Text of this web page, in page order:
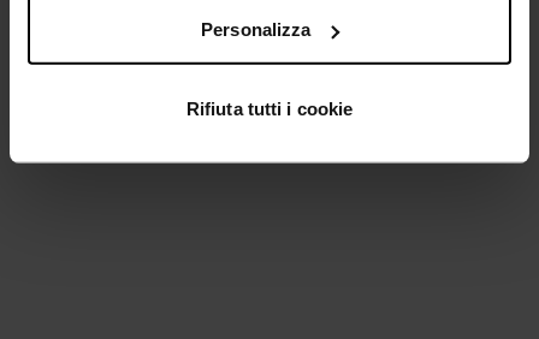
Personalizza
Rifiuta tutti i cookie